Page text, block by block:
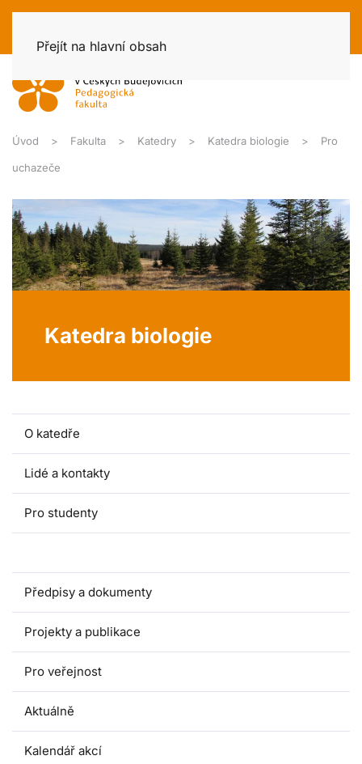
Přejít na hlavní obsah
Úvod Fakulta Katedry Katedra biologie Pro
uchazeče
Katedra biologie
O katedře
Lidé a kontakty
Pro studenty
Předpisy a dokumenty
Projekty a publikace
Pro veřejnost
Aktuálně
Kalendář akcí